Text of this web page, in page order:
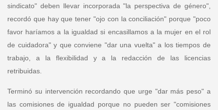
sindicato" deben llevar incorporada "la perspectiva de género",
recordó que hay que tener "ojo con la conciliación" porque "poco
favor haríamos a la igualdad si encasillamos a la mujer en el rol
de cuidadora" y que conviene "dar una vuelta" a los tiempos de
trabajo, a la flexibilidad y a la redacción de las licencias
retribuidas.
Terminó su intervención recordando que urge "dar más peso" a
las comisiones de igualdad porque no pueden ser "comisiones